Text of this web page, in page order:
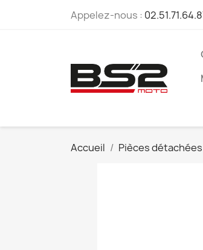
Appelez-nous :
Accueil Pièces détachées